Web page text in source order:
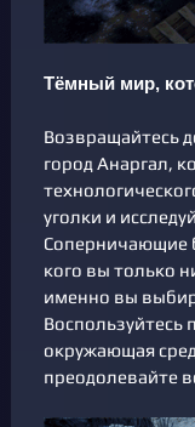
Тёмный мир,
Возвращайтесь
город Анаргал,
уголки и
Соперничающие
кого вы только
именно вы
Воспользуйтесь
окружающая
преодолевайте